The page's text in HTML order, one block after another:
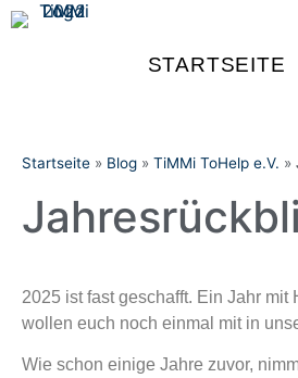
STARTSEITE
Startseite » Blog » TiMMi ToHelp e.V. »
2025 ist fast geschafft. Ein Jahr
wollen euch noch einmal mit in
Wie schon einige Jahre zuvor,